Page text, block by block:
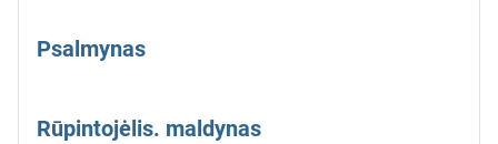
Psalmynas
Rūpintojėlis. maldynas